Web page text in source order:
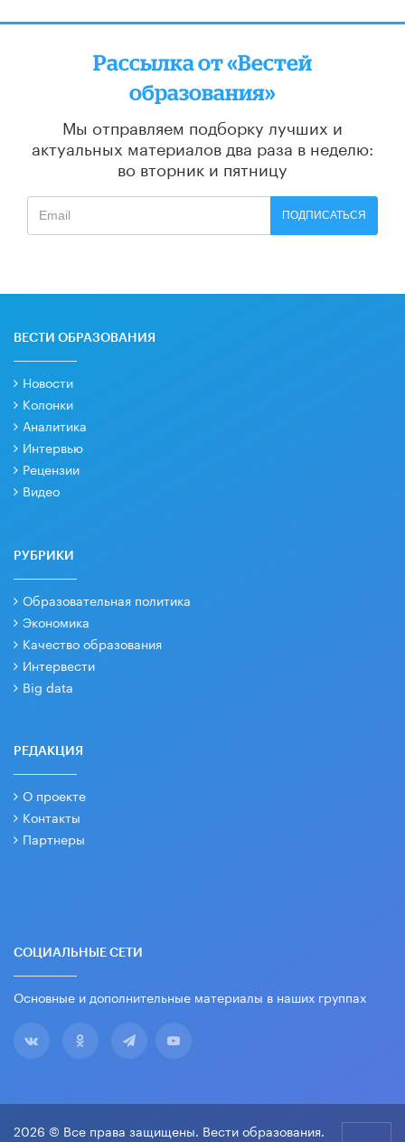
Рассылка от «Вестей
образования»
Мы отправляем подборку лучших и
актуальных материалов два раза в неделю:
во вторник и пятницу
ПОДПИСАТЬСЯ
ВЕСТИ ОБРАЗОВАНИЯ
Новости
Колонки
Аналитика
Интервью
Рецензии
Видео
РУБРИКИ
Образовательная политика
Экономика
Качество образования
Интервести
Big data
РЕДАКЦИЯ
О проекте
Контакты
Партнеры
СОЦИАЛЬНЫЕ СЕТИ
Основные и дополнительные материалы в наших группах
2026 © Все права защищены. Вести образования.